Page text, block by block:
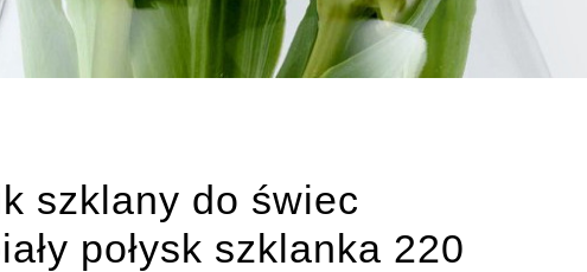
szklany do świec
połysk szklanka 220